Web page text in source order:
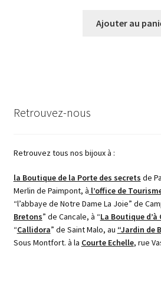
Ajouter au
Retrouvez-nous
Retrouvez tous nos bijoux à :
la Boutique de la Porte des secrets de
Merlin de Paimpont, à l’office de
“l’abbaye de Notre Dame La Joie” de
Bretons” de Cancale, à “La Boutique d’à
“Callidora” de Saint Malo, au “Jardin de
Sous Montfort. à la Courte Echelle, rue